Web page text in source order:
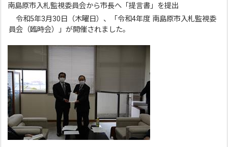
南島原市入札監視委員会から市長へ「提言書」を提出
令和5年3月30日（木曜日）、「令和4年度 南島原市入札監視委
員会（臨時会）」が開催されました。